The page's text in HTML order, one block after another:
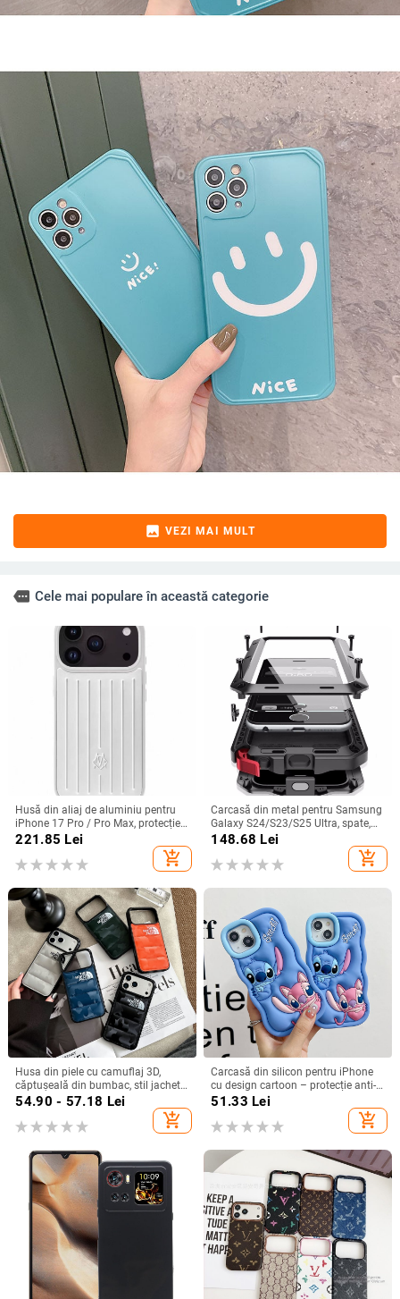
image VEZI MAI MULT
more Cele mai populare în această categorie
Husă din aliaj de aluminiu pentru
iPhone 17 Pro / Pro Max, protecție
anti-cădere, închidere magnetică,
turnare prin injecție, posibilitate de
personalizare
221.85 Lei
add_shopping_cart
Carcasă din metal pentru Samsung
Galaxy S24/S23/S25 Ultra, spate,
prelucrată, personalizabilă, disipare
căldură, anti-cadere, anti-amprentă
148.68 Lei
add_shopping_cart
Husa din piele cu camuflaj 3D,
căptușeală din bumbac, stil jachetă
de iarnă, compatibilă cu iPhone
54.90 - 57.18 Lei
add_shopping_cart
Carcasă din silicon pentru iPhone
cu design cartoon – protecție anti-
cădere, finisaj mat, compatibilă cu
(Pro/Max)
51.33 Lei
add_shopping_cart